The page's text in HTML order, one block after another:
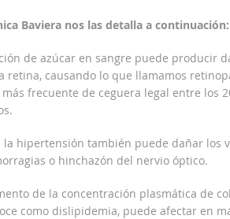
Baviera nos las detalla a continuación:
de azúcar en sangre puede producir
retina, causando lo que llamamos
frecuente de ceguera legal entre los
hipertensión también puede dañar los
o hinchazón del nervio óptico.
de la concentración plasmática de
como dislipidemia, puede afectar en